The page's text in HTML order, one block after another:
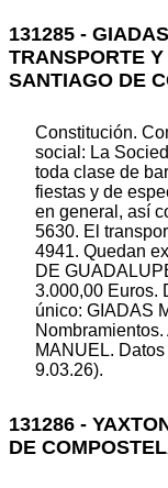
131285 -
TRANSPORTE
SANTIAGO DE
Constitución.
social: La
toda clase de
fiestas y de
en general, así
5630. El
4941. Quedan
DE
3.000,00 Euros.
único: GIADAS
MANUEL.
9.03.26).
131286 -
DE